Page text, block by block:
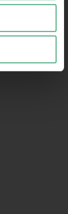
zu
zu
Partner für
mit